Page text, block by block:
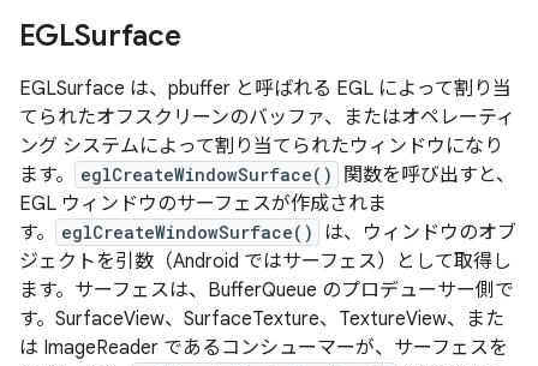
EGLSurface
EGLSurface は、pbuffer と呼ばれる EGL によって割り当
てられたオフスクリーンのバッファ、またはオペレーティ
ング システムによって割り当てられたウィンドウになり
ます。
eglCreateWindowSurface()
関数を呼び出すと、
EGL ウィンドウのサーフェスが作成されま
す。
eglCreateWindowSurface()
は、ウィンドウのオブ
ジェクトを引数（Android ではサーフェス）として取得し
ます。サーフェスは、BufferQueue のプロデューサー側で
す。SurfaceView、SurfaceTexture、TextureView、また
は ImageReader であるコンシューマーが、サーフェスを